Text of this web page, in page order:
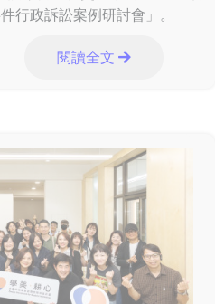
行政訴訟案例研討會」。
閱讀全文